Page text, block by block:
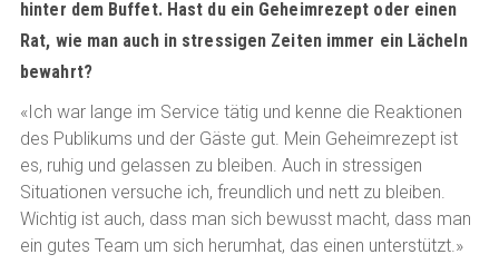
hinter dem Buffet. Hast du ein Geheimrezept oder einen
Rat, wie man auch in stressigen Zeiten immer ein Lächeln
bewahrt?
«Ich war lange im Service tätig und kenne die Reaktionen
des Publikums und der Gäste gut. Mein Geheimrezept ist
es, ruhig und gelassen zu bleiben. Auch in stressigen
Situationen versuche ich, freundlich und nett zu bleiben.
Wichtig ist auch, dass man sich bewusst macht, dass man
ein gutes Team um sich herumhat, das einen unterstützt.»